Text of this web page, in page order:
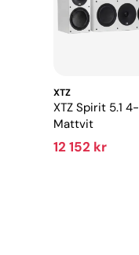
XTZ
XTZ Spirit 5.1
Mattvit
12 152 kr